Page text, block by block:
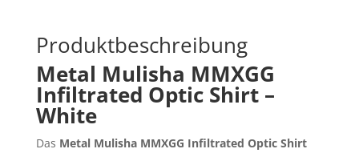
Produktbeschreibung
Metal Mulisha MMXGG
Infiltrated Optic Shirt –
White
Das Metal Mulisha MMXGG Infiltrated Optic Shirt